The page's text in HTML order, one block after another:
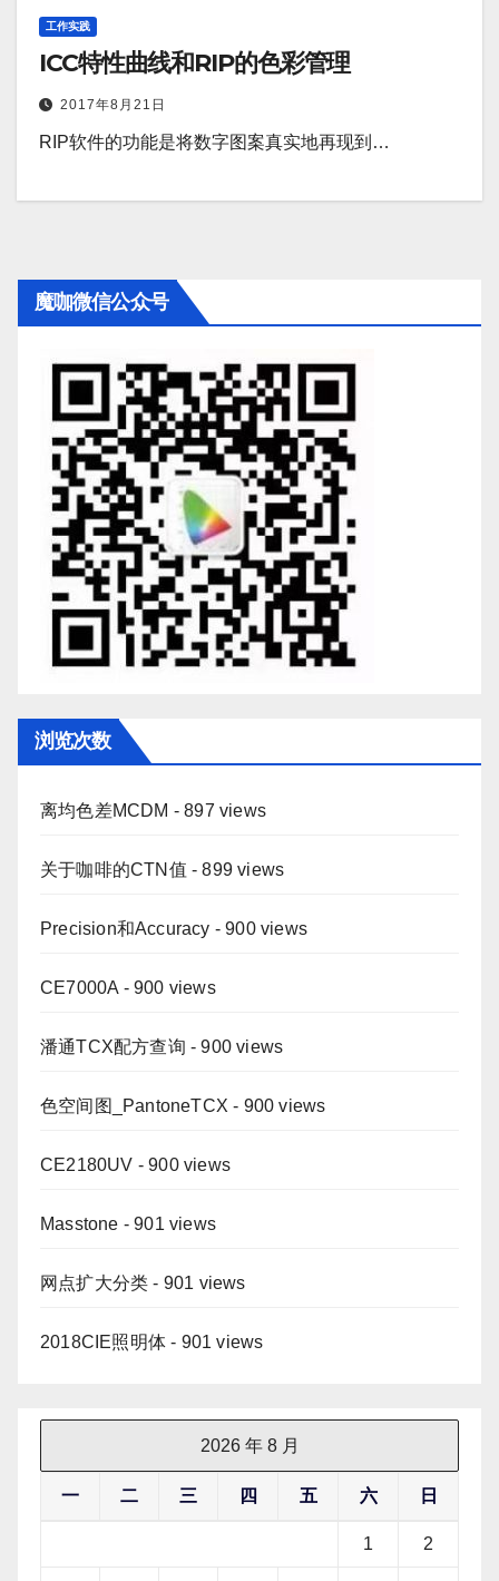
工作实践
ICC特性曲线和RIP的色彩管理
2017年8月21日
RIP软件的功能是将数字图案真实地再现到…
魔咖微信公众号
浏览次数
离均色差MCDM - 897 views
关于咖啡的CTN值 - 899 views
Precision和Accuracy - 900 views
CE7000A - 900 views
潘通TCX配方查询 - 900 views
色空间图_PantoneTCX - 900 views
CE2180UV - 900 views
Masstone - 901 views
网点扩大分类 - 901 views
2018CIE照明体 - 901 views
2026 年 8 月
一 二 三 四 五 六 日
1 2